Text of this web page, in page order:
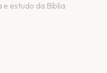
estudo da Bíblia